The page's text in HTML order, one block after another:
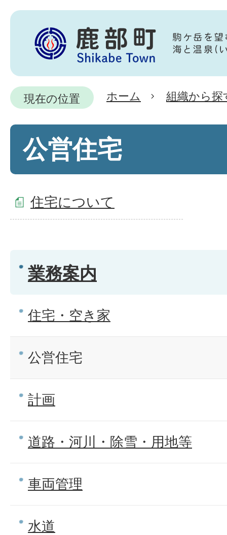
現在の位置 ホーム 組織から探
公営住宅
住宅について
業務案内
住宅・空き家
公営住宅
計画
道路・河川・除雪・用地等
車両管理
水道